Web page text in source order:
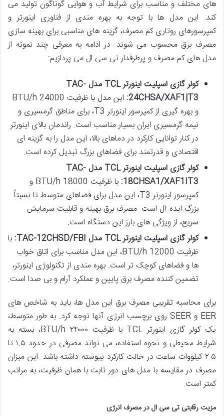
های مختلف و مناسب برای شرایط آب و هوایی گوناگون تولید می
کند. این مدل ها با توجه به بهره مندی از فناوری اینورتر و
کمپرسورهای روتاری کم مصرف، گزینه های مناسبی برای بهینه سازی
مصرف برق محسوب می شوند. در ادامه به معرفی چند نمونه از
مدل های کم مصرف و پرطرفدار تی سی ال می پردازیم:
کولر گازی اسپلیت اینورتر TCL مدل TAC-
24CHSA/XAF1|T3:
این مدل با ظرفیت 24000 BTU/h
و بهره گیری از کمپرسور اینورتر T3، برای مناطق گرمسیری و
نیمه گرمسیری ایران بسیار مناسب است. راندمان بالای اینورتر
در کنار توانایی کارکرد در دماهای بالا، این مدل را به گزینه ای
اقتصادی و قدرتمند برای فضاهای بزرگ تبدیل کرده است.
کولر گازی اسپلیت اینورتر TCL مدل TAC-
18CHSA1/XAF1IT3:
با ظرفیت 18000 BTU/h و
کمپرسور اینورتر T3، این مدل برای فضاهای متوسط تا نسبتاً
بزرگ ایده آل است. مصرف برق بهینه و قابلیت سرمایش
سریع، از ویژگی های بارز این دستگاه است.
کولر گازی اسپلیت اینورتر TCL مدل TAC-12CHSD/FBI:
با
ظرفیت 12000 BTU/h، این مدل مناسب برای اتاق خواب
ها و فضاهای کوچک تر است. بهره مندی از تکنولوژی اینورتر،
تضمین کننده مصرف برق پایین و عملکرد آرام و بی صدا است.
برای محاسبه تقریبی مصرف برق این مدل ها، باید به شاخص های
EER و SEER روی برچسب انرژی آنها توجه کرد. به طور متوسط،
یک کولر گازی اینورتر TCL با ظرفیت ۲۴۰۰۰ BTU/h، بسته به
شرایط محیطی و نحوه استفاده، می تواند مصرفی در حدود ۱.۵ تا
۲.۵ کیلووات ساعت در حالت کارکرد پیوسته داشته باشد. این میزان
مصرف در مقایسه با مدل های دور ثابت با همان ظرفیت، به مراتب
کمتر است.
مزیت رقابتی تی سی ال در مصرف انرژی